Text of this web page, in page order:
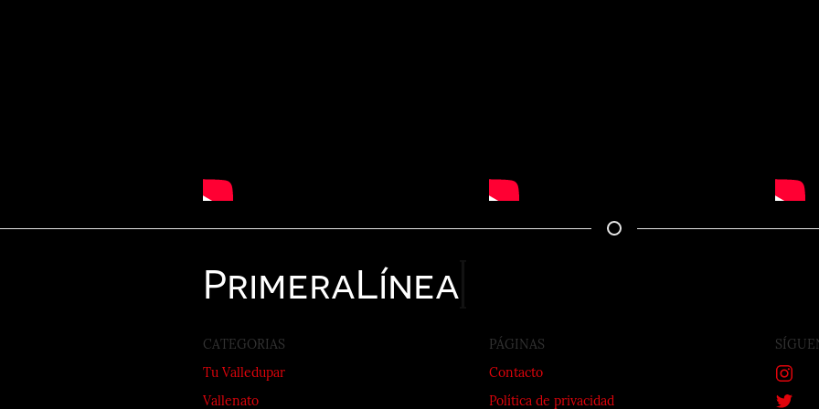
PrimeraLínea
CATEGORIAS
Tu Valledupar
Vallenato
PÁGINAS
Contacto
Política de privacidad